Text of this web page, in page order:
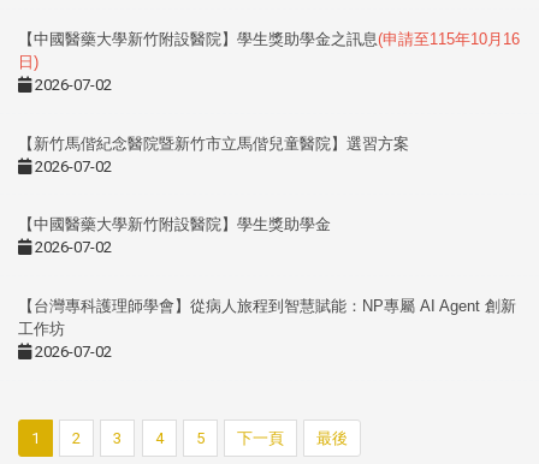
【中國醫藥大學新竹附設醫院】學生獎助學金之訊息(申請至115年10月16
日)
2026-07-02
【新竹馬偕紀念醫院暨新竹市立馬偕兒童醫院】選習方案
2026-07-02
【中國醫藥大學新竹附設醫院】學生獎助學金
2026-07-02
【台灣專科護理師學會】從病人旅程到智慧賦能：NP專屬 AI Agent 創新
工作坊
2026-07-02
1 2 3 4 5 下一頁 最後